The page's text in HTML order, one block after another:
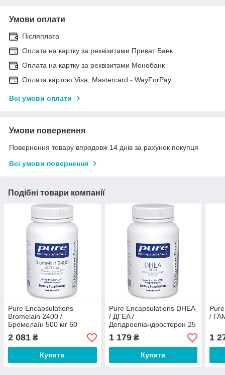
Умови оплати
Післяплата
Оплата на картку за реквізитами Приват Банк
Оплата на картку за реквізитами Монобанк
Оплата картою Visa, Mastercard - WayForPay
Всі умови оплати
Умови повернення
Повернення товару впродовж 14 днів за рахунок покупця
Всі умови повернення
Подібні товари компанії
Pure Encapsulations
Bromelain 2400 /
Бромелаїн 500 мг 60
капсул
2 081 ₴
Купити
Pure Encapsulations DHEA
/ ДГЕA /
Дегідроепіандростерон 25
мг 60 капсул
1 179₴
Купити
/
1